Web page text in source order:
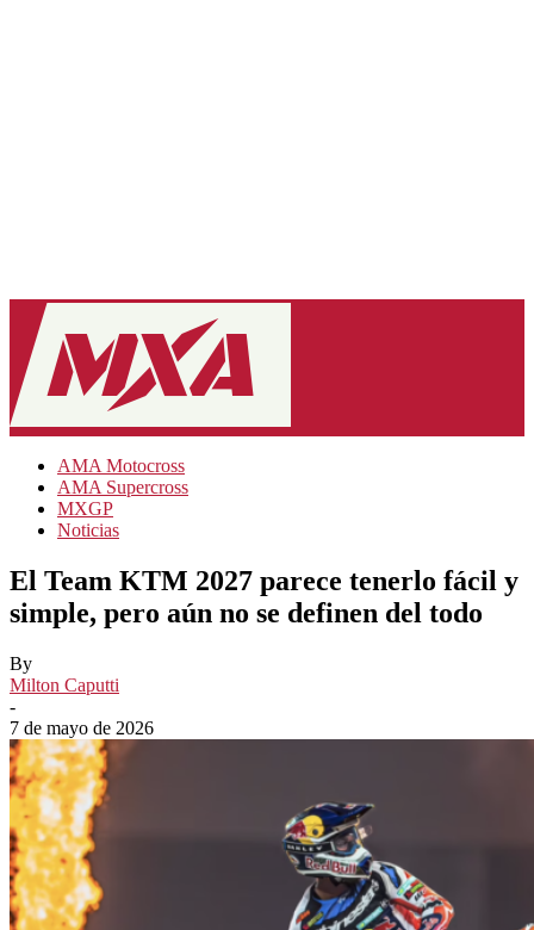
AMA Motocross
AMA Supercross
MXGP
Noticias
El Team KTM 2027 parece tenerlo fácil y
simple, pero aún no se definen del todo
By
Milton Caputti
-
7 de mayo de 2026